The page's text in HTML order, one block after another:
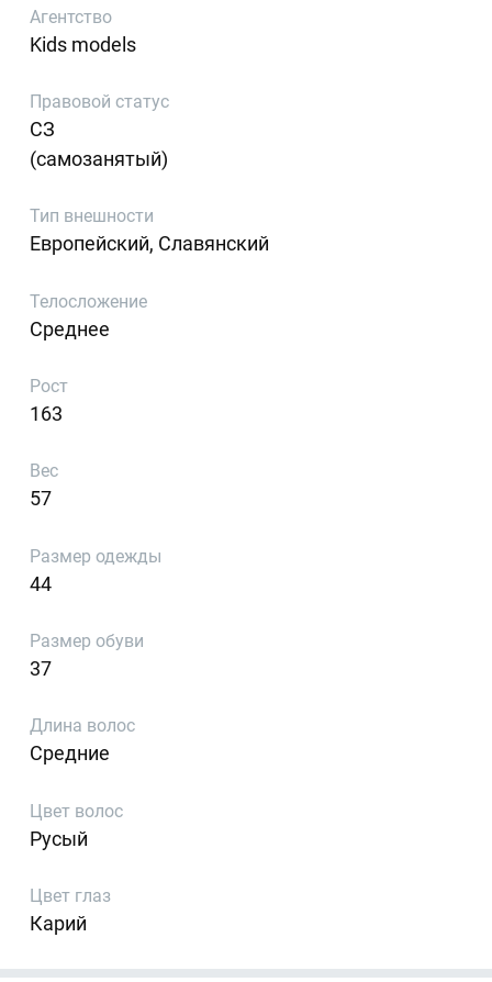
Агентство
Kids models
Правовой статус
СЗ
(самозанятый)
Тип внешности
Европейский, Славянский
Телосложение
Среднее
Рост
163
Вес
57
Размер одежды
44
Размер обуви
37
Длина волос
Средние
Цвет волос
Русый
Цвет глаз
Карий